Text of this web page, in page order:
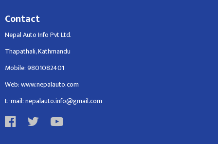
Contact
Nepal Auto Info Pvt Ltd.
Thapathali, Kathmandu
Mobile: 9801082401
Web: www.nepalauto.com
E-mail: nepalauto.info@gmail.com